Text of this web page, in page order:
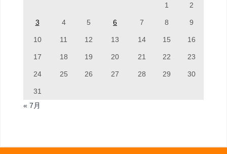
1 2
3 4 5 6 7 8 9
10 11 12 13 14 15 16
17 18 19 20 21 22 23
24 25 26 27 28 29 30
31
« 7月